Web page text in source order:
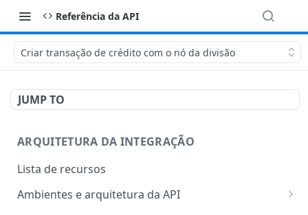
Referência da API
Criar transação de crédito com o nó da divisão
JUMP TO
ARQUITETURA DA INTEGRAÇÃO
Lista de recursos
Ambientes e arquitetura da API